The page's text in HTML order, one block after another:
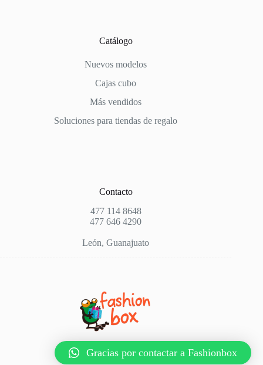
Catálogo
Nuevos modelos
Cajas cubo
Más vendidos
Soluciones para tiendas de regalo
Contacto
477 114 8648
477 646 4290
León, Guanajuato
Gracias por contactar a Fashionbox